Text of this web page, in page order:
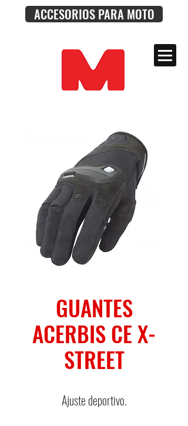
ACCESORIOS PARA MOTO
GUANTES
ACERBIS CE X-
STREET
Ajuste deportivo.